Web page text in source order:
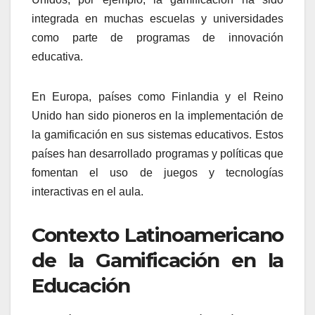
integrada en muchas escuelas y universidades
como parte de programas de innovación
educativa.
En Europa, países como Finlandia y el Reino
Unido han sido pioneros en la implementación de
la gamificación en sus sistemas educativos. Estos
países han desarrollado programas y políticas que
fomentan el uso de juegos y tecnologías
interactivas en el aula.
Contexto Latinoamericano
de la Gamificación en la
Educación